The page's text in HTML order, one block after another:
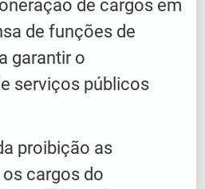
de cargos em
de funções de
garantir o
serviços públicos
proibição as
cargos do